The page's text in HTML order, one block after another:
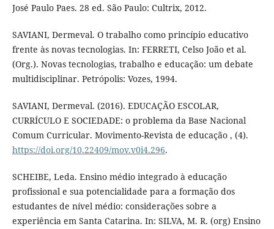
José Paulo Paes. 28 ed. São Paulo: Cultrix, 2012.
SAVIANI, Dermeval. O trabalho como princípio educativo
frente às novas tecnologias. In: FERRETI, Celso João et al.
(Org.). Novas tecnologias, trabalho e educação: um debate
multidisciplinar. Petrópolis: Vozes, 1994.
SAVIANI, Dermeval. (2016). EDUCAÇÃO ESCOLAR,
CURRÍCULO E SOCIEDADE: o problema da Base Nacional
Comum Curricular. Movimento-Revista de educação , (4).
https://doi.org/10.22409/mov.v0i4.296.
SCHEIBE, Leda. Ensino médio integrado à educação
profissional e sua potencialidade para a formação dos
estudantes de nível médio: considerações sobre a
experiência em Santa Catarina. In: SILVA, M. R. (org) Ensino